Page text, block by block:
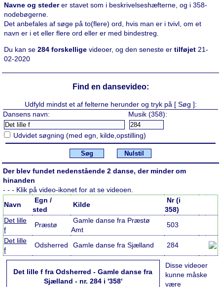
Navne og stederer stavet som i beskrivelseshæfterne, og i 358-
nodebøgerne.
Det anbefales af søge på to(flere) ord, hvis man er i tvivl, om et
navn er i et eller flere ord eller er med bindestreg.
Du kan se 284 forskellige videoer, og den seneste er tilføjet 21-
02-2020
Find en dansevideo:
Udfyld mindst et af felterne herunder og tryk på [ Søg ]:
Dansens navn:
Musik (358):
Udvidet søgning (med egn, kilde,opstilling)
Søg Nulstil
Der blev fundet nedenstående 2 danse, der minder om
hinanden
- - - Klik på video-ikonet for at se videoen.
Navn
Egn /
sted
Kilde
Nr (i
358)
Det lille
f
Præstø
Gamle danse fra Præstø
Amt
503
Det lille
f
Odsherred Gamle danse fra Sjælland 284
Disse videoer
kunne måske
være
Det lille f fra Odsherred - Gamle danse fra
Sjælland - nr. 284 i '358'